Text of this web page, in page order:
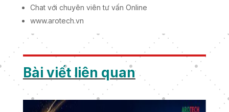
Chat với chuyên viên tư vấn Online
www.arotech.vn
Bài viết liên quan